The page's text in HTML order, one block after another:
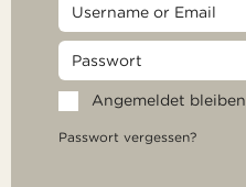
Angemeldet bleiben
Passwort vergessen?